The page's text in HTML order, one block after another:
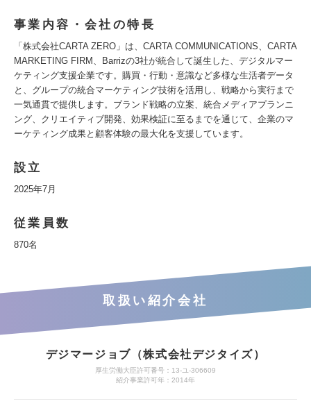
事業内容・会社の特長
「株式会社CARTA ZERO」は、CARTA COMMUNICATIONS、CARTA
MARKETING FIRM、Barrizの3社が統合して誕生した、デジタルマー
ケティング支援企業です。購買・行動・意識など多様な生活者データ
と、グループの統合マーケティング技術を活用し、戦略から実行まで
一気通貫で提供します。ブランド戦略の立案、統合メディアプランニ
ング、クリエイティブ開発、効果検証に至るまでを通じて、企業のマ
ーケティング成果と顧客体験の最大化を支援しています。
設立
2025年7月
従業員数
870名
取扱い紹介会社
デジマージョブ（株式会社デジタイズ）
厚生労働大臣許可番号：13-ユ-306609
紹介事業許可年：2014年